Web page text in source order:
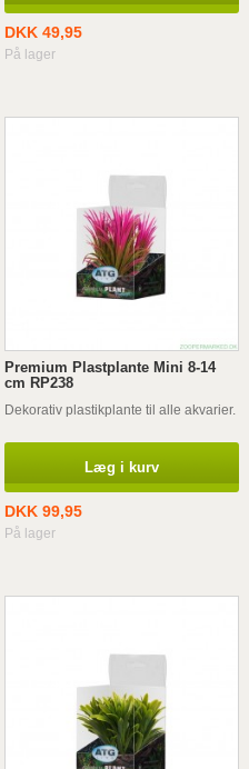
DKK 49,95
På lager
Premium Plastplante Mini 8-14
cm RP238
Dekorativ plastikplante til alle akvarier.
Læg i kurv
DKK 99,95
På lager